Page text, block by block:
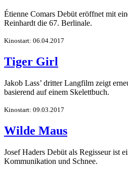
Étienne Comars Debüt eröffnet mit
Reinhardt die 67. Berlinale.
Kinostart: 06.04.2017
Tiger Girl
Jakob Lass’ dritter Langfilm zeigt
basierend auf einem Skelettbuch.
Kinostart: 09.03.2017
Wilde Maus
Josef Haders Debüt als Regisseur ist
Kommunikation und Schnee.